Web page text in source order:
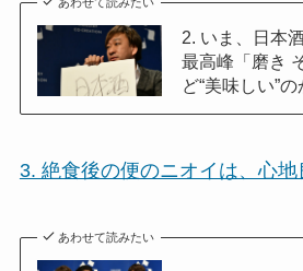
2. いま、日本
最高峰「磨き
ど“美味しい”の
3. 絶食後の便のニオイは、心地
あわせて読みたい